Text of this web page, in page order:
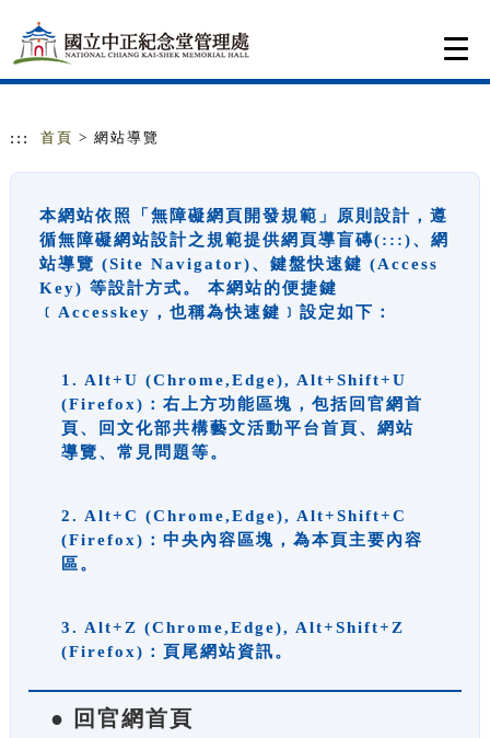
::: 首頁 > 網站導覽
本網站依照「無障礙網頁開發規範」原則設計，遵
循無障礙網站設計之規範提供網頁導盲磚(:::)、網
站導覽 (Site Navigator)、鍵盤快速鍵 (Access
Key) 等設計方式。 本網站的便捷鍵
﹝Accesskey，也稱為快速鍵﹞設定如下：
1. Alt+U (Chrome,Edge), Alt+Shift+U
(Firefox)：右上方功能區塊，包括回官網首
頁、回文化部共構藝文活動平台首頁、網站
導覽、常見問題等。
2. Alt+C (Chrome,Edge), Alt+Shift+C
(Firefox)：中央內容區塊，為本頁主要內容
區。
3. Alt+Z (Chrome,Edge), Alt+Shift+Z
(Firefox)：頁尾網站資訊。
● 回官網首頁